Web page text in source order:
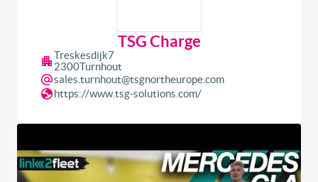
TSG Charge
Treskesdijk7
2300Turnhout
sales.turnhout@tsgnortheurope.com
https://www.tsg-solutions.com/